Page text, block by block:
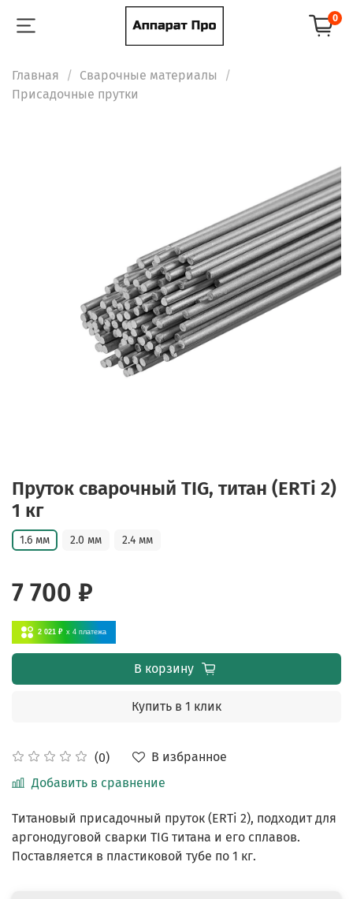
0
Главная
Сварочные материалы
Присадочные прутки
Пруток сварочный TIG, титан (ERTi 2)
1 кг
(0)
В избранное
Добавить в сравнение
1.6 мм 2.0 мм 2.4 мм
7 700 ₽
2 021 ₽ x 4 платежа
В корзину
Купить в 1 клик
Титановый присадочный пруток (ERTi 2), подходит для
аргонодуговой сварки TIG титана и его сплавов.
Поставляется в пластиковой тубе по 1 кг.